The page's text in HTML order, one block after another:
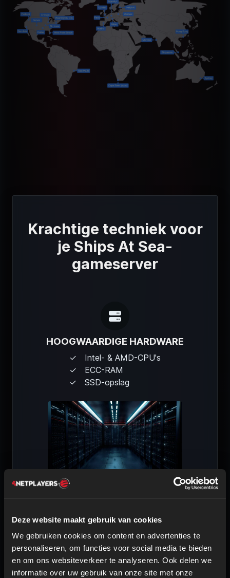
We gebruiken cookies om content en advertenties te
personaliseren, om functies voor social media te bieden
en om ons websiteverkeer te analyseren. Ook delen we
informatie over uw gebruik van onze site met onze
partners voor social media, adverteren en analyse. Deze
Krachtige techniek voor
je Ships At Sea-
gameserver
HOOGWAARDIGE HARDWARE
Intel- & AMD-CPU's
ECC-RAM
SSD-opslag
VEILIGHEID & BESCHERMING
DDoS-bescherming
Redundante stroom
Hoge stabiliteit